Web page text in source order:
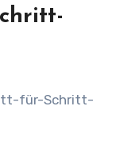
für-Schritt-